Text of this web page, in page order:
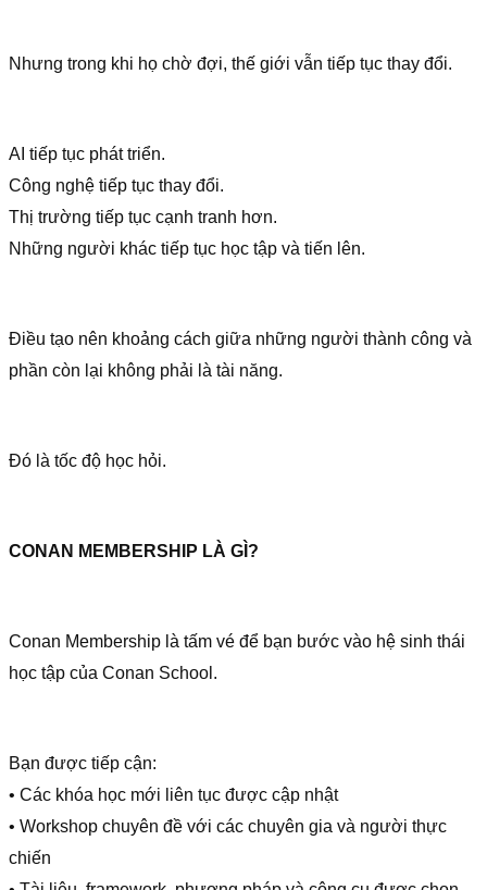
Nhưng trong khi họ chờ đợi, thế giới vẫn tiếp tục thay đổi.
AI tiếp tục phát triển.
Công nghệ tiếp tục thay đổi.
Thị trường tiếp tục cạnh tranh hơn.
Những người khác tiếp tục học tập và tiến lên.
Điều tạo nên khoảng cách giữa những người thành công và
phần còn lại không phải là tài năng.
Đó là tốc độ học hỏi.
CONAN MEMBERSHIP LÀ GÌ?
Conan Membership là tấm vé để bạn bước vào hệ sinh thái
học tập của Conan School.
Bạn được tiếp cận:
• Các khóa học mới liên tục được cập nhật
• Workshop chuyên đề với các chuyên gia và người thực
chiến